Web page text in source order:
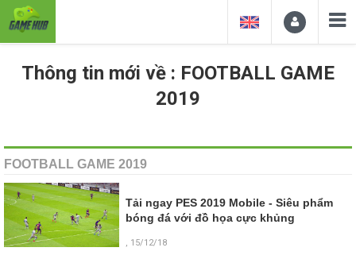
Thông tin mới về : FOOTBALL GAME
2019
FOOTBALL GAME 2019
Tải ngay PES 2019 Mobile - Siêu phẩm
bóng đá với đồ họa cực khủng
, 15/12/18